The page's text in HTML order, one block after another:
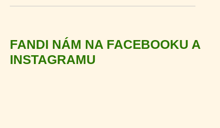
FANDI NÁM NA FACEBOOKU A
INSTAGRAMU